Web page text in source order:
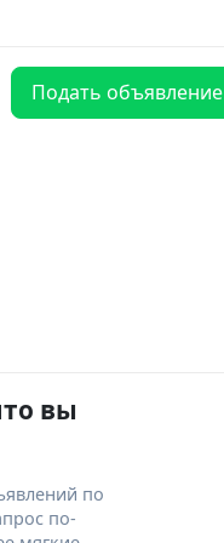
Подать объявление
вы
по
по-